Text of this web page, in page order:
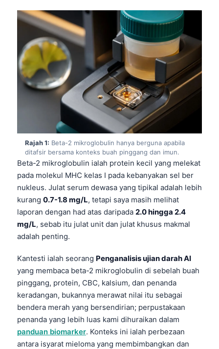
Rajah 1: Beta-2 mikroglobulin hanya berguna apabila
ditafsir bersama konteks buah pinggang dan imun.
Beta-2 mikroglobulin ialah protein kecil yang melekat
pada molekul MHC kelas I pada kebanyakan sel ber
nukleus. Julat serum dewasa yang tipikal adalah lebih
kurang 0.7-1.8 mg/L, tetapi saya masih melihat
laporan dengan had atas daripada 2.0 hingga 2.4
mg/L, sebab itu julat unit dan julat khusus makmal
adalah penting.
Kantesti ialah seorang Penganalisis ujian darah AI
yang membaca beta-2 mikroglobulin di sebelah buah
pinggang, protein, CBC, kalsium, dan penanda
keradangan, bukannya merawat nilai itu sebagai
bendera merah yang bersendirian; perpustakaan
penanda yang lebih luas kami dihuraikan dalam
panduan biomarker. Konteks ini ialah perbezaan
antara isyarat mieloma yang membimbangkan dan